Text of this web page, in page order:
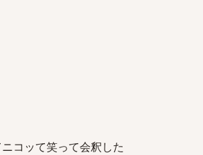
コッて笑って会釈した